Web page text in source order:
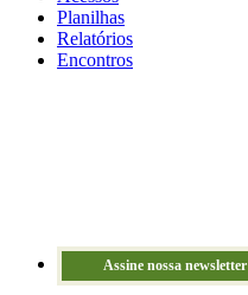
Planilhas
Relatórios
Encontros
Assine nossa newsletter